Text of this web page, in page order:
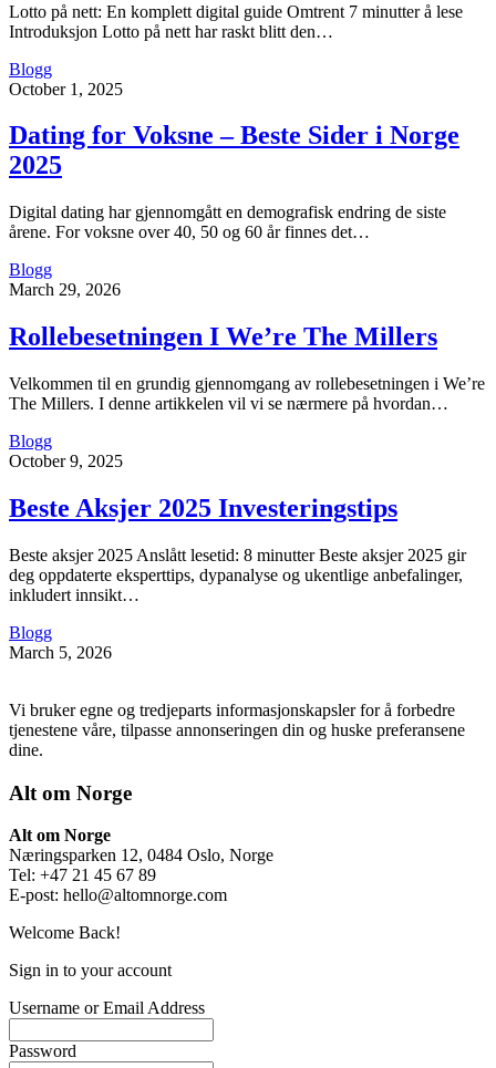
Lotto på nett: En komplett digital guide Omtrent 7 minutter å lese
Introduksjon Lotto på nett har raskt blitt den…
Blogg
October 1, 2025
Dating for Voksne – Beste Sider i Norge
2025
Digital dating har gjennomgått en demografisk endring de siste
årene. For voksne over 40, 50 og 60 år finnes det…
Blogg
March 29, 2026
Rollebesetningen I We’re The Millers
Velkommen til en grundig gjennomgang av rollebesetningen i We’re
The Millers. I denne artikkelen vil vi se nærmere på hvordan…
Blogg
October 9, 2025
Beste Aksjer 2025 Investeringstips
Beste aksjer 2025 Anslått lesetid: 8 minutter Beste aksjer 2025 gir
deg oppdaterte eksperttips, dypanalyse og ukentlige anbefalinger,
inkludert innsikt…
Blogg
March 5, 2026
Vi bruker egne og tredjeparts informasjonskapsler for å forbedre
tjenestene våre, tilpasse annonseringen din og huske preferansene
dine.
Alt om Norge
Alt om Norge
Næringsparken 12, 0484 Oslo, Norge
Tel: +47 21 45 67 89
E-post: hello@altomnorge.com
Welcome Back!
Sign in to your account
Username or Email Address
Password